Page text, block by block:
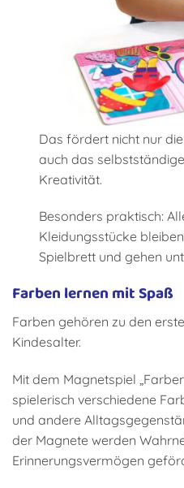
Das fördert nicht nur
auch das
Kreativität.
Besonders praktisch:
Kleidungsstücke
Spielbrett und gehen
Farben lernen mit Spaß
Farben gehören zu den
Kindesalter.
Mit dem Magnetspiel
spielerisch verschiedene
und andere
der Magnete werden
Erinnerungsvermögen